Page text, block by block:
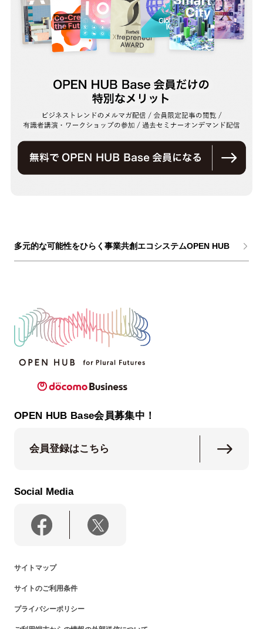
多元的な可能性をひらく事業共創エコシステムOPEN HUB
OPEN HUB Base会員募集中！
会員登録はこちら
Social Media
サイトマップ
サイトのご利用条件
プライバシーポリシー